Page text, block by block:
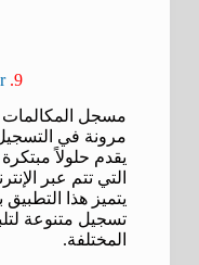
9.
IntCall Recorder
مسجل المكالمات
يقدم حلولاً
التي تتم عبر
يتميز هذا
تسجيل متنوعة
المختلفة.